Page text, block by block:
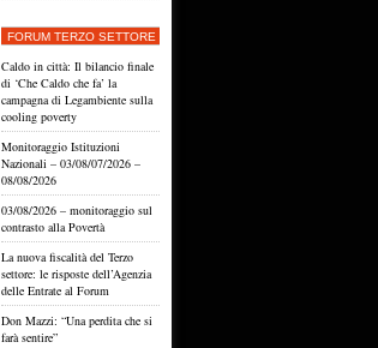
FORUM TERZO SETTORE
Caldo in città: Il bilancio finale
di ‘Che Caldo che fa’ la
campagna di Legambiente sulla
cooling poverty
Monitoraggio Istituzioni
Nazionali – 03/08/07/2026 –
08/08/2026
03/08/2026 – monitoraggio sul
contrasto alla Povertà
La nuova fiscalità del Terzo
settore: le risposte dell’Agenzia
delle Entrate al Forum
Don Mazzi: “Una perdita che si
farà sentire”